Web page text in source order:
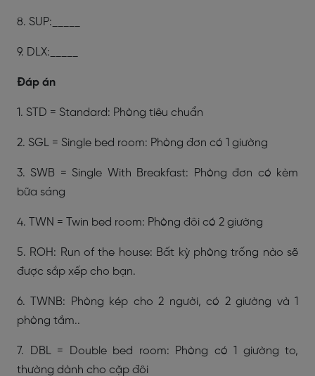
8. SUP:_____
9. DLX:_____
Đáp án
1. STD = Standard: Phòng tiêu chuẩn
2. SGL = Single bed room: Phòng đơn có 1 giường
3. SWB = Single With Breakfast: Phòng đơn có kèm
bữa sáng
4. TWN = Twin bed room: Phòng đôi có 2 giường
5. ROH: Run of the house: Bất kỳ phòng trống nào sẽ
được sắp xếp cho bạn.
6. TWNB: Phòng kép cho 2 người, có 2 giường và 1
phòng tắm..
7. DBL = Double bed room: Phòng có 1 giường to,
thường dành cho cặp đôi